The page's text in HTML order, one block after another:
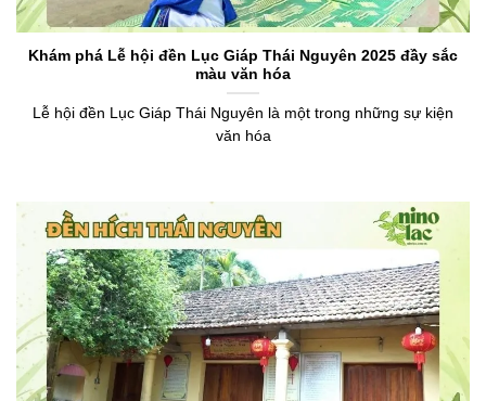
Khám phá Lễ hội đền Lục Giáp Thái Nguyên 2025 đầy sắc
màu văn hóa
Lễ hội đền Lục Giáp Thái Nguyên là một trong những sự kiện
văn hóa